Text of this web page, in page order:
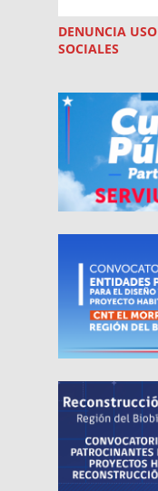
DENUNCIA USO
SOCIALES